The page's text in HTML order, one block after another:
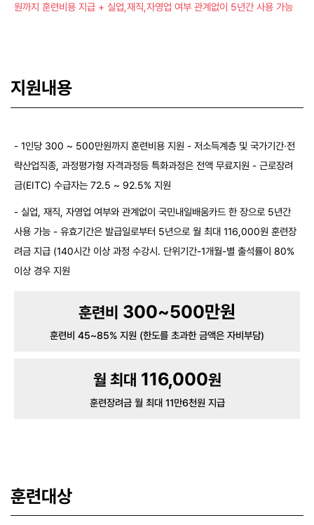
원까지 훈련비용 지급 + 실업,재직,자영업 여부 관계없이 5년간 사용 가능
지원내용
- 1인당 300 ~ 500만원까지 훈련비용 지원 - 저소득계층 및 국가기간·전
략산업직종, 과정평가형 자격과정등 특화과정은 전액 무료지원 - 근로장려
금(EITC) 수급자는 72.5 ~ 92.5% 지원
- 실업, 재직, 자영업 여부와 관계없이 국민내일배움카드 한 장으로 5년간
사용 가능 - 유효기간은 발급일로부터 5년으로 월 최대 116,000원 훈련장
려금 지급 (140시간 이상 과정 수강시. 단위기간-1개월-별 출석률이 80%
이상 경우 지원
훈련비 300~500만원
훈련비 45~85% 지원 (한도를 초과한 금액은 자비부담)
월 최대 116,000원
훈련장려금 월 최대 11만6천원 지급
훈련대상